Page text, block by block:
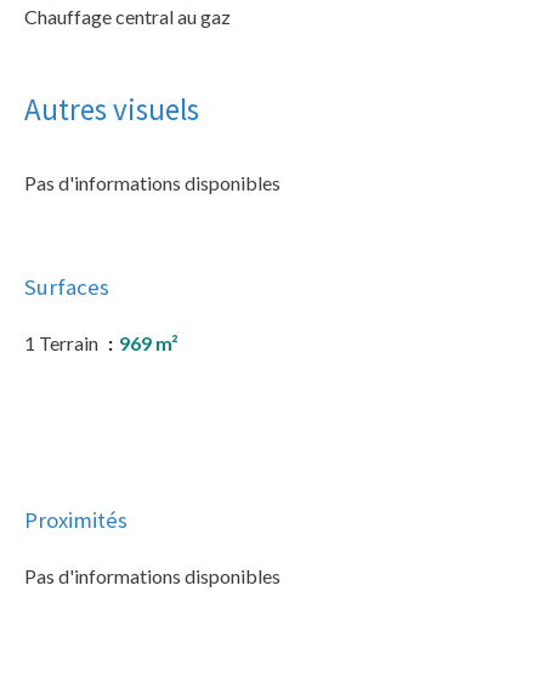
Chauffage central au gaz
Autres visuels
Pas d'informations disponibles
Surfaces
1 Terrain 969 m²
Proximités
Pas d'informations disponibles